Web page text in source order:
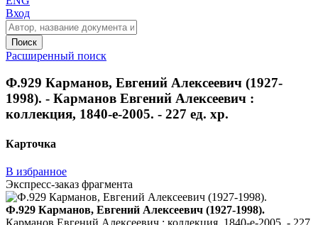
Вход
Поиск
Расширенный поиск
Ф.929 Карманов, Евгений Алексеевич (1927-
1998). - Карманов Евгений Алексеевич :
коллекция, 1840-е-2005. - 227 ед. хр.
Карточка
В избранное
Экспресс-заказ фрагмента
Ф.929 Карманов, Евгений Алексеевич (1927-1998).
Карманов Евгений Алексеевич : коллекция, 1840-е-2005. - 227